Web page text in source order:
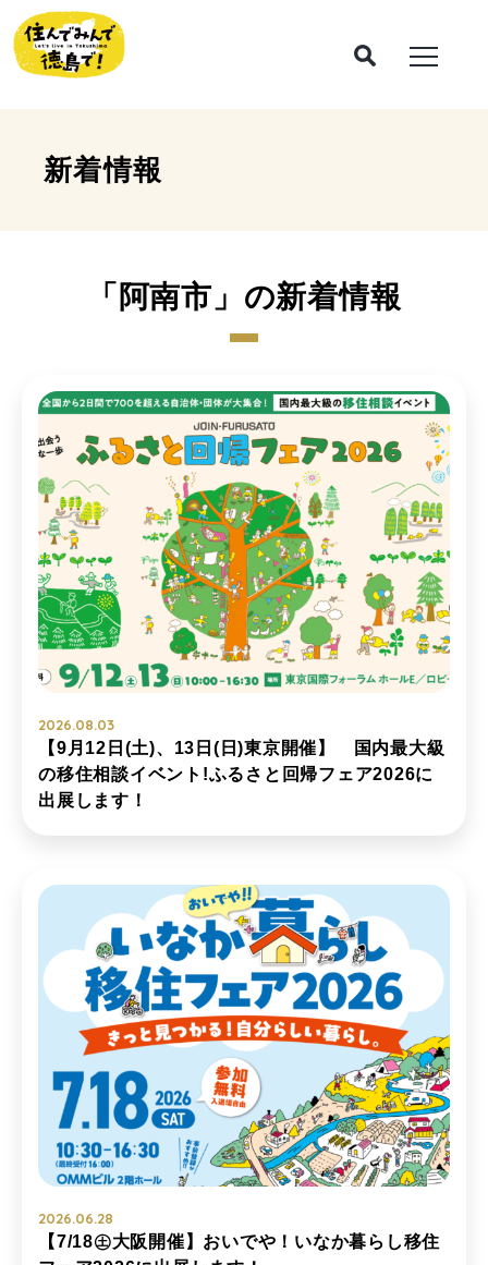
新着情報
「阿南市」の新着情報
2026.08.03
【9月12日(土)、13日(日)東京開催】 国内最大級
の移住相談イベント!ふるさと回帰フェア2026に
出展します！
2026.06.28
【7/18㊏大阪開催】おいでや！いなか暮らし移住